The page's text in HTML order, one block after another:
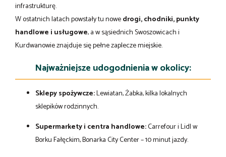
infrastrukturę.
W ostatnich latach powstały tu nowedrogi, chodniki, punkty
handlowe i usługowe, a w sąsiednich Swoszowicach i
Kurdwanowie znajduje się pełne zaplecze miejskie.
Najważniejsze udogodnienia w okolicy:
Sklepy spożywcze:Lewiatan, Żabka, kilka lokalnych
sklepików rodzinnych.
Supermarkety i centra handlowe:Carrefour i Lidl w
Borku Fałęckim, Bonarka City Center – 10 minut jazdy.